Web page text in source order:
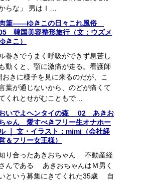
らな」 男はＩ…
筆――ゆきこの日々これ風俗
韓国美容整形旅行（文：ウズメ
きこ）
巻きでうまく呼吸ができず息苦し
動くと、顎に激痛が走る。看護師
おきに様子を見に来るのだが、こ
葉が通じないから、のどが痛くて
くれとせがむこともで…
いでよヘンタイの森 02 あきお
ゃん 愛すべきフリー生オナホー
｜ 文・イラスト：mimi（会社経
＆フリー女王様）
り合ったあきおちゃん 不動産経
んである あきおちゃんはＭ男く
という募集にきてくれた35歳 自